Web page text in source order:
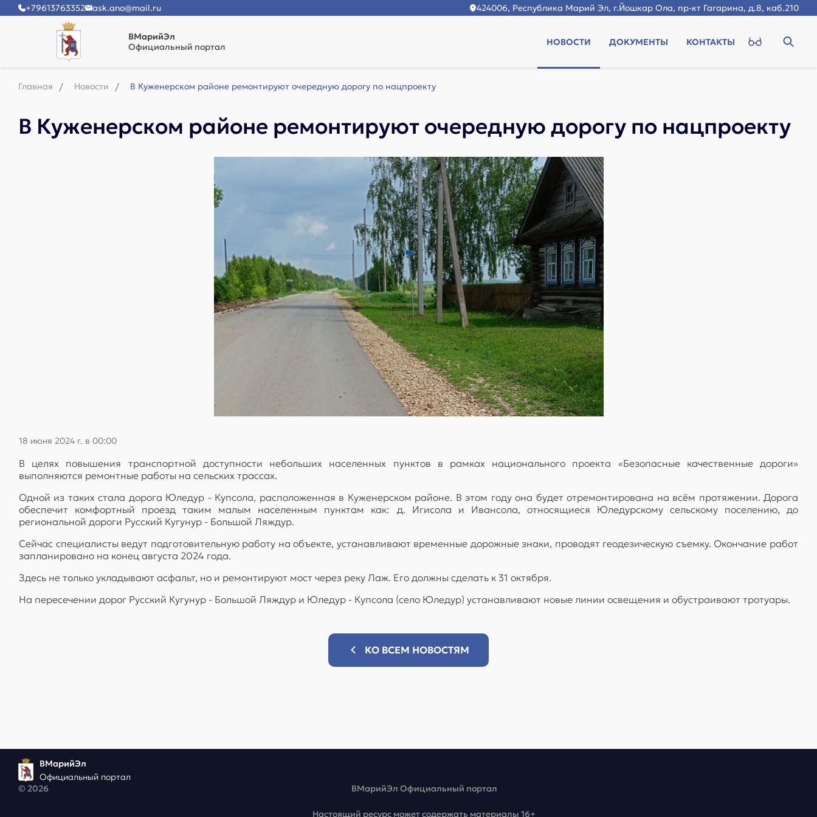
+79613763352 ask.ano@mail.ru 424006, Республика Марий Эл, г.Йошкар Ола, пр-кт Гагарина, д.8, каб.210
ВМарийЭл
Официальный портал
НОВОСТИ ДОКУМЕНТЫ КОНТАКТЫ
Главная Новости В Куженерском районе ремонтируют очередную дорогу по нацпроекту
В Куженерском районе ремонтируют очередную дорогу по нацпроекту
18 июня 2024 г. в 00:00
В целях повышения транспортной доступности небольших населенных пунктов в рамках национального проекта «Безопасные качественные дороги»
выполняются ремонтные работы на сельских трассах.
Одной из таких стала дорога Юледур - Купсола, расположенная в Куженерском районе. В этом году она будет отремонтирована на всём протяжении. Дорога
обеспечит комфортный проезд таким малым населенным пунктам как: д. Игисола и Ивансола, относящиеся Юледурскому сельскому поселению, до
региональной дороги Русский Кугунур - Большой Ляждур.
Сейчас специалисты ведут подготовительную работу на объекте, устанавливают временные дорожные знаки, проводят геодезическую съемку. Окончание работ
запланировано на конец августа 2024 года.
Здесь не только укладывают асфальт, но и ремонтируют мост через реку Лаж. Его должны сделать к 31 октября.
На пересечении дорог Русский Кугунур - Большой Ляждур и Юледур - Купсола (село Юледур) устанавливают новые линии освещения и обустраивают тротуары.
КО ВСЕМ НОВОСТЯМ
ВМарийЭл
Официальный портал
© 2026
ВМарийЭл Официальный портал
Настоящий ресурс может содержать материалы 16+